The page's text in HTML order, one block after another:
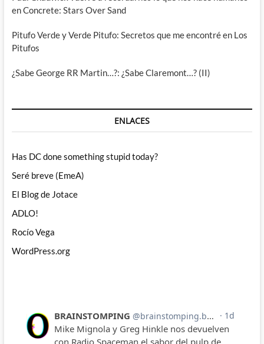
en Concrete: Stars Over Sand
Pitufo Verde y Verde Pitufo: Secretos que me encontré en Los
Pitufos
¿Sabe George RR Martin…?: ¿Sabe Claremont…? (II)
ENLACES
Has DC done something stupid today?
Seré breve (EmeA)
El Blog de Jotace
ADLO!
Rocío Vega
WordPress.org